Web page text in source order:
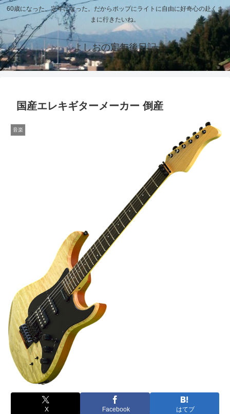
60歳になった、定年になった。だからポップにライトに自由に好奇心の赴くま
まに行きたいね。
よしおの定年後日記
国産エレキギターメーカー 倒産
音楽
X Facebook はてブ